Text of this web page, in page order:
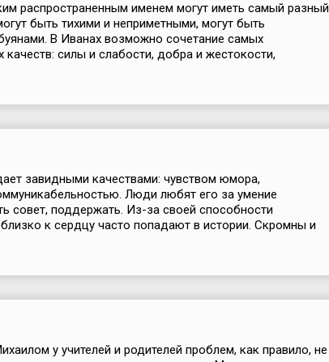
распространенным именем могут иметь самый разный
быть тихими и неприметными, могут быть
В Иванах возможно сочетание самых
качеств: силы и слабости, добра и жестокости,
завидными качествами: чувством юмора,
Люди любят его за умение
совет, поддержать. Из-за своей способности
к сердцу часто попадают в истории. Скромны и
у учителей и родителей проблем, как правило, не